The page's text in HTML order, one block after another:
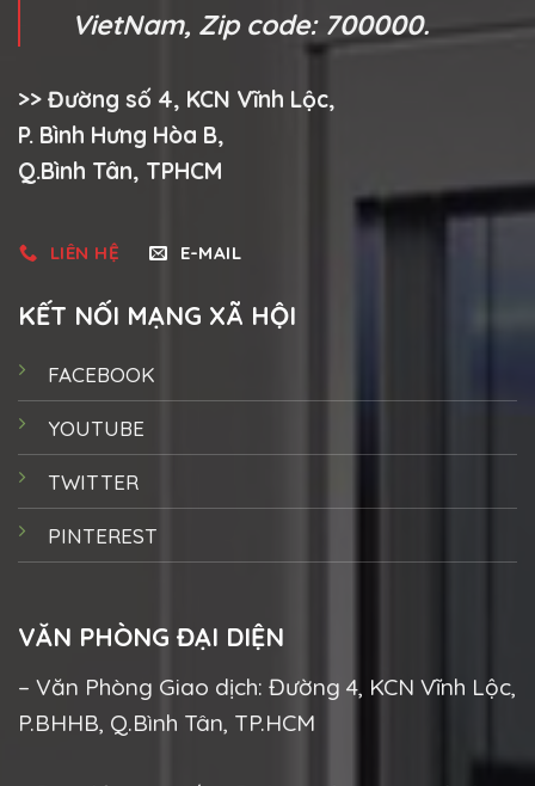
VietNam, Zip code: 700000.
>> Đường số 4, KCN Vĩnh Lộc,
P. Bình Hưng Hòa B,
Q.Bình Tân, TPHCM
LIÊN HỆ E-MAIL
KẾT NỐI MẠNG XÃ HỘI
FACEBOOK
YOUTUBE
TWITTER
PINTEREST
VĂN PHÒNG ĐẠI DIỆN
– Văn Phòng Giao dịch: Đường 4, KCN Vĩnh Lộc,
P.BHHB, Q.Bình Tân, TP.HCM